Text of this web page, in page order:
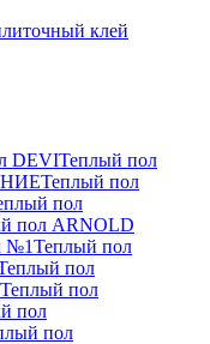
клей
DEVIТеплый пол
Теплый пол
пол
пол ARNOLD
№1Теплый пол
пол
Теплый пол
пол
пол